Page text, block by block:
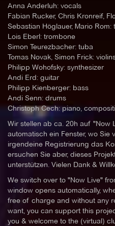
Anna Anderluh: vocals
Fabian Rucker, Chris Kronreif,
Sebastian Höglauer, Mario Rom:
Lois Eberl: trombone
Simon Teurezbacher: tuba
Tomas Novak, Simon Frick:
Philipp Wohofsky: synthesizer
Andi Erd: guitar
Philipp Kienberger: bass
Andi Senn: drums
Christoph Cech: piano,
Wir stellen ab ca. 20h auf "Now
automatisch ein Fenster, wo Sie
irgendeine Registrierung das
ersuchen Sie aber, dieses
unterstützen. Vielen Dank &
We switch over to "Now Live"
window opens automatically,
free of charge and without any
want, you can support this
you & welcome to the (virtual)